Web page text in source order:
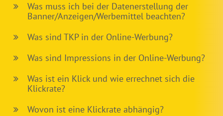
Was muss ich bei der Datenerstellung der
Banner/Anzeigen/Werbemittel beachten?
Was sind TKP in der Online-Werbung?
Was sind Impressions in der Online-Werbung?
Was ist ein Klick und wie errechnet sich die
Klickrate?
Wovon ist eine Klickrate abhängig?